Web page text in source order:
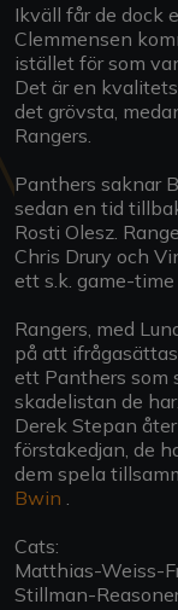
Ikväll får de dock
Clemmensen
istället för som
Det är en
det grövsta,
Rangers.
Panthers saknar
sedan en tid
Rosti Olesz.
Chris Drury och
ett s.k. game-time
Rangers, med
på att
ett Panthers som
skadelistan de
Derek Stepan
förstakedjan, de
dem spela
Bwin
Cats:
Matthias-Weiss-
Stillman-